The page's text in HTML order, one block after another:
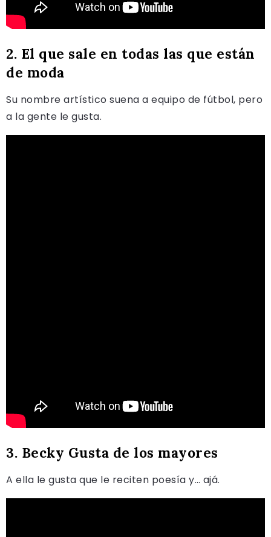
2. El que sale en todas las que están
de moda
Su nombre artístico suena a equipo de fútbol, pero
a la gente le gusta.
3. Becky Gusta de los mayores
A ella le gusta que le reciten poesía y… ajá.